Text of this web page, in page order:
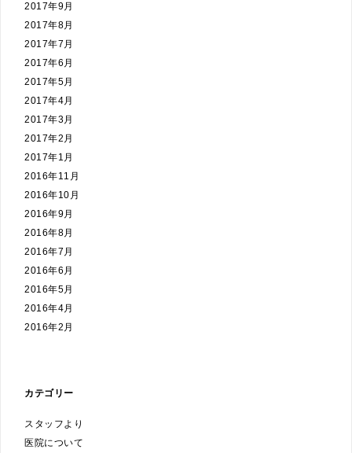
2017年9月
2017年8月
2017年7月
2017年6月
2017年5月
2017年4月
2017年3月
2017年2月
2017年1月
2016年11月
2016年10月
2016年9月
2016年8月
2016年7月
2016年6月
2016年5月
2016年4月
2016年2月
カテゴリー
スタッフより
医院について